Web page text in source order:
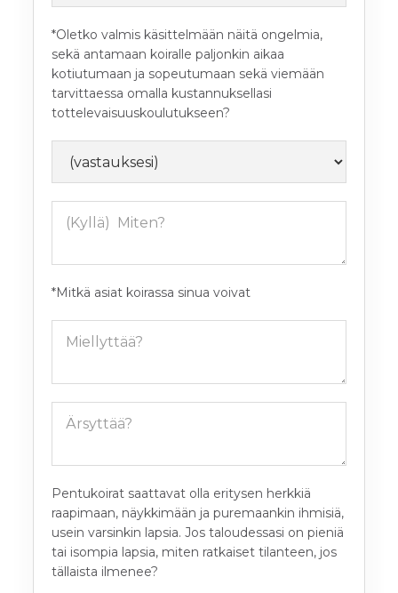
*Oletko valmis käsittelmään näitä ongelmia,
sekä antamaan koiralle paljonkin aikaa
kotiutumaan ja sopeutumaan sekä viemään
tarvittaessa omalla kustannuksellasi
tottelevaisuuskoulutukseen?
*Mitkä asiat koirassa sinua voivat
Pentukoirat saattavat olla eritysen herkkiä
raapimaan, näykkimään ja puremaankin ihmisiä,
usein varsinkin lapsia. Jos taloudessasi on pieniä
tai isompia lapsia, miten ratkaiset tilanteen, jos
tällaista ilmenee?